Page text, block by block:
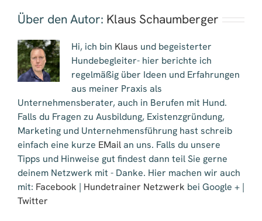
Über den Autor: Klaus Schaumberger
Hi, ich bin Klaus und begeisterter
Hundebegleiter- hier berichte ich
regelmäßig über Ideen und Erfahrungen
aus meiner Praxis als
Unternehmensberater, auch in Berufen mit Hund.
Falls du Fragen zu Ausbildung, Existenzgründung,
Marketing und Unternehmensführung hast schreib
einfach eine kurze EMailan uns. Falls du unsere
Tipps und Hinweise gut findest dann teil Sie gerne
deinem Netzwerk mit - Danke. Hier machen wir auch
mit: Facebook | Hundetrainer Netzwerk bei Google + |
Twitter